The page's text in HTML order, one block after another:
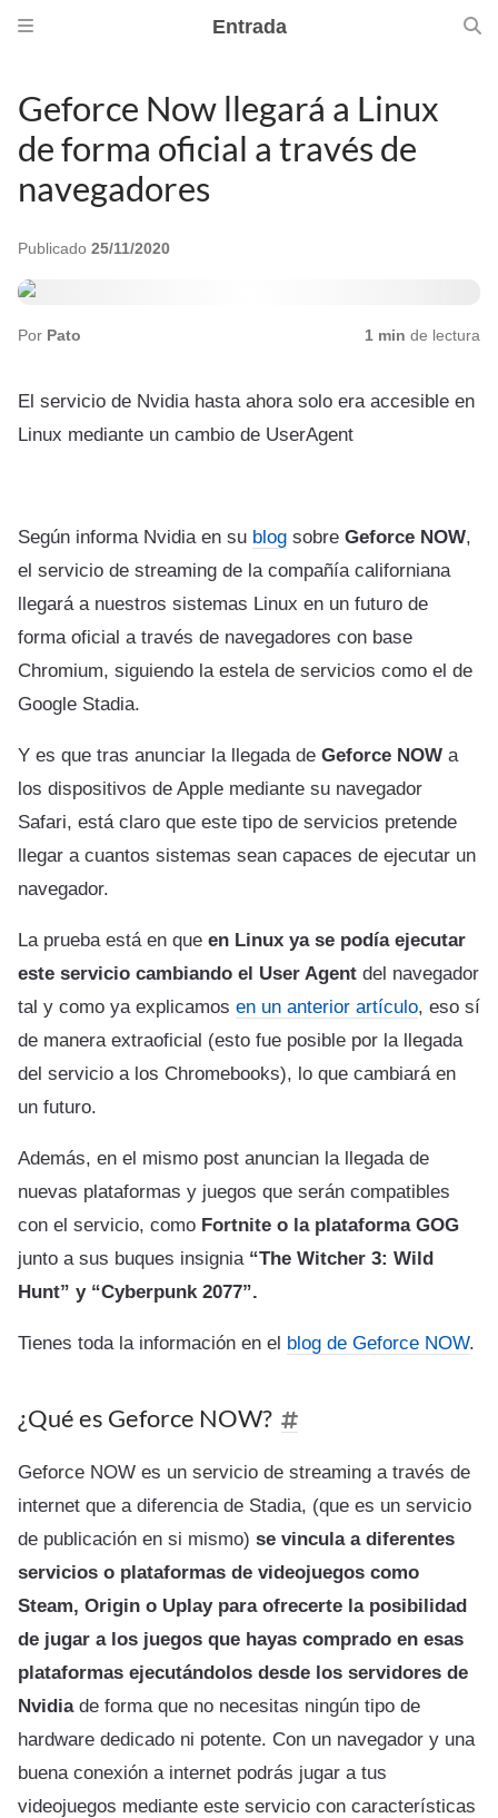
Entrada
Geforce Now llegará a Linux
de forma oficial a través de
navegadores
Publicado 25/11/2020
Por Pato 1 min de lectura
El servicio de Nvidia hasta ahora solo era accesible en
Linux mediante un cambio de UserAgent
Según informa Nvidia en su blog sobre Geforce NOW,
el servicio de streaming de la compañía californiana
llegará a nuestros sistemas Linux en un futuro de
forma oficial a través de navegadores con base
Chromium, siguiendo la estela de servicios como el de
Google Stadia.
Y es que tras anunciar la llegada de Geforce NOW a
los dispositivos de Apple mediante su navegador
Safari, está claro que este tipo de servicios pretende
llegar a cuantos sistemas sean capaces de ejecutar un
navegador.
La prueba está en que en Linux ya se podía ejecutar
este servicio cambiando el User Agent del navegador
tal y como ya explicamos en un anterior artículo, eso sí
de manera extraoficial (esto fue posible por la llegada
del servicio a los Chromebooks), lo que cambiará en
un futuro.
Además, en el mismo post anuncian la llegada de
nuevas plataformas y juegos que serán compatibles
con el servicio, como Fortnite o la plataforma GOG
junto a sus buques insignia “The Witcher 3: Wild
Hunt” y “Cyberpunk 2077”.
Tienes toda la información en el blog de Geforce NOW.
¿Qué es Geforce NOW?
Geforce NOW es un servicio de streaming a través de
internet que a diferencia de Stadia, (que es un servicio
de publicación en si mismo) se vincula a diferentes
servicios o plataformas de videojuegos como
Steam, Origin o Uplay para ofrecerte la posibilidad
de jugar a los juegos que hayas comprado en esas
plataformas ejecutándolos desde los servidores de
Nvidiade forma que no necesitas ningún tipo de
hardware dedicado ni potente. Con un navegador y una
buena conexión a internet podrás jugar a tus
videojuegos mediante este servicio con características